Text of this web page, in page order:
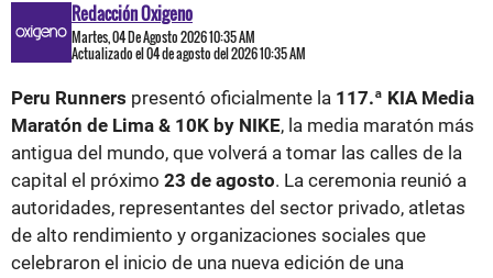
Redacción Oxigeno
Martes, 04 De Agosto 2026 10:35 AM
Actualizado el 04 de agosto del 2026 10:35 AM
Peru Runners presentó oficialmente la 117.ª KIA Media
Maratón de Lima & 10K by NIKE, la media maratón más
antigua del mundo, que volverá a tomar las calles de la
capital el próximo 23 de agosto. La ceremonia reunió a
autoridades, representantes del sector privado, atletas
de alto rendimiento y organizaciones sociales que
celebraron el inicio de una nueva edición de una